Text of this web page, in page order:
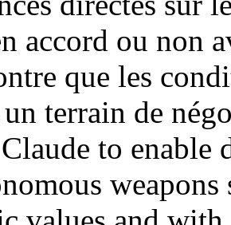
accord ou non
que les
un terrain de
to enable